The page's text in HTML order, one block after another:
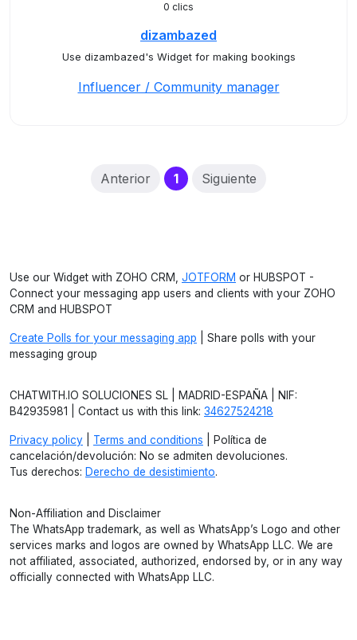
0 clics
dizambazed
Use dizambazed's Widget for making bookings
Influencer / Community manager
Anterior 1(current)
Siguiente
Use our Widget with ZOHO CRM, JOTFORM or HUBSPOT -
Connect your messaging app users and clients with your ZOHO
CRM and HUBSPOT
Create Polls for your messaging app | Share polls with your
messaging group
CHATWITH.IO SOLUCIONES SL | MADRID-ESPAÑA | NIF:
B42935981 | Contact us with this link: 34627524218
Privacy policy Terms and conditions | Política de
cancelación/devolución: No se admiten devoluciones.
Tus derechos: Derecho de desistimiento.
Non-Affiliation and Disclaimer
The WhatsApp trademark, as well as WhatsApp’s Logo and other
services marks and logos are owned by WhatsApp LLC. We are
not affiliated, associated, authorized, endorsed by, or in any way
officially connected with WhatsApp LLC.